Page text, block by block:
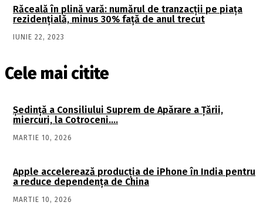
Răceală în plină vară: numărul de tranzacții pe piața
rezidențială, minus 30% față de anul trecut
IUNIE 22, 2023
Cele mai citite
Şedinţă a Consiliului Suprem de Apărare a Ţării,
miercuri, la Cotroceni….
MARTIE 10, 2026
Apple accelerează producția de iPhone în India pentru
a reduce dependența de China
MARTIE 10, 2026